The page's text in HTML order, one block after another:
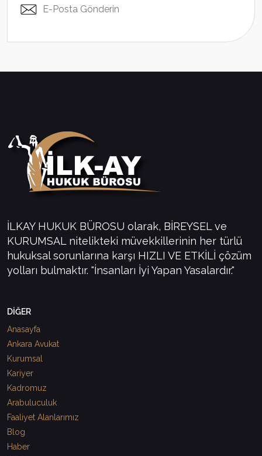
E-Posta Gönderin
İLKAY HUKUK BÜROSU olarak, BİREYSEL ve
KURUMSAL nitelikteki müvekkillerinin her türlü
hukuksal sorunlarına karşı HIZLI VE ETKİLİ çözüm
yolları bulmaktır. "İnsanları İyi Yapan Yasalardır."
DİĞER
Anasayfa
Ankara Avukat
Kurumsal
Kariyer
Kadromuz
Arabuluculuk
Faaliyet Alanlarımız
Blog
Haber